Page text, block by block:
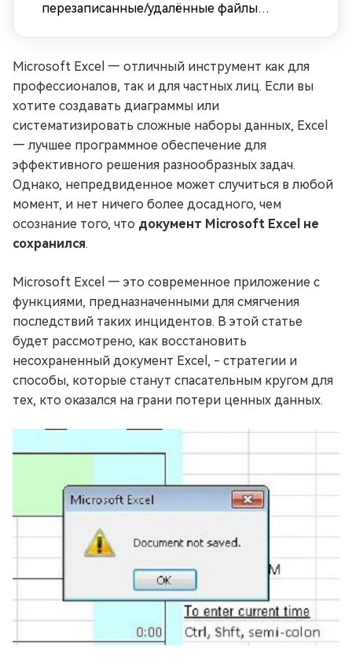
перезаписанные/удалённые файлы
Microsoft Excel — отличный инструмент как для
профессионалов, так и для частных лиц. Если вы
хотите создавать диаграммы или
систематизировать сложные наборы данных, Excel
— лучшее программное обеспечение для
эффективного решения разнообразных задач.
Однако, непредвиденное может случиться в любой
момент, и нет ничего более досадного, чем
осознание того, что документ Microsoft Excel не
сохранился.
Microsoft Excel — это современное приложение с
функциями, предназначенными для смягчения
последствий таких инцидентов. В этой статье
будет рассмотрено, как восстановить
несохраненный документ Excel, - стратегии и
способы, которые станут спасательным кругом для
тех, кто оказался на грани потери ценных данных.